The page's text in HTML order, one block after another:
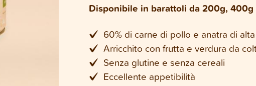
Disponibile in barattoli da 200g,
60% di carne di pollo e anatra di
Arricchito con frutta e verdura da
Senza glutine e senza cereali
Eccellente appetibilità